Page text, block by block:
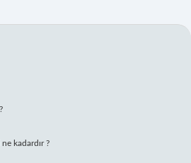
kadardır ?